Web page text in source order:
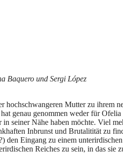
Baquero und Sergi López
Mutter zu ihrem
genau genommen weder für
seiner Nähe haben möchte. Viel
Inbrunst und Brutalitität zu
den Eingang zu einem
Reiches zu sein, in das